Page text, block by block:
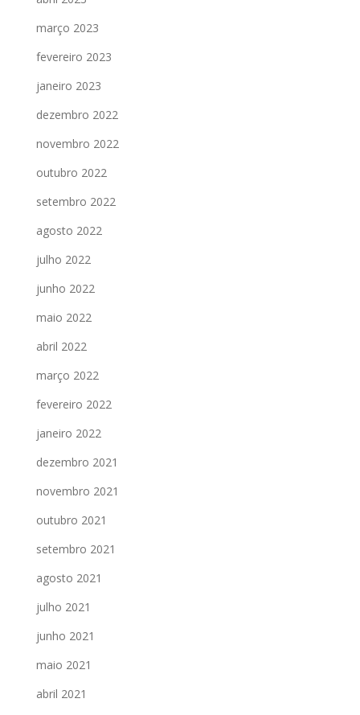
março 2023
fevereiro 2023
janeiro 2023
dezembro 2022
novembro 2022
outubro 2022
setembro 2022
agosto 2022
julho 2022
junho 2022
maio 2022
abril 2022
março 2022
fevereiro 2022
janeiro 2022
dezembro 2021
novembro 2021
outubro 2021
setembro 2021
agosto 2021
julho 2021
junho 2021
maio 2021
abril 2021